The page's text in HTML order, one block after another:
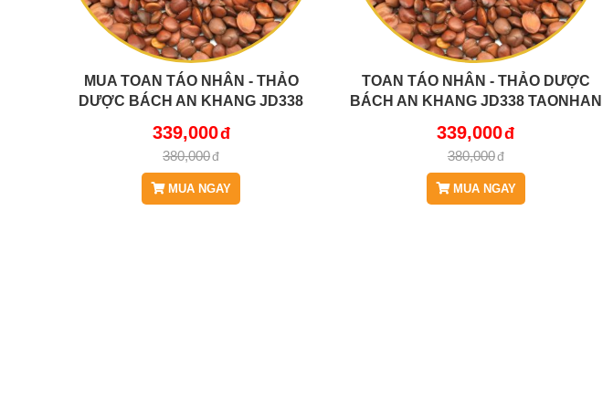
MUA TOAN TÁO NHÂN - THẢO
DƯỢC BÁCH AN KHANG JD338
339,000
380,000
MUA NGAY
TOAN TÁO NHÂN - THẢO DƯỢC
BÁCH AN KHANG JD338 TAONHAN
339,000
380,000
MUA NGAY